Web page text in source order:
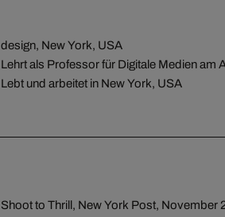
design, New York, USA
Lehrt als Professor für Digitale Medien am
Lebt und arbeitet in New York, USA
Shoot to Thrill, New York Post, November